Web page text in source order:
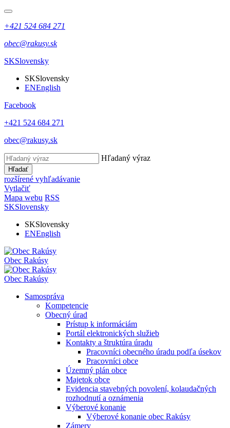
+421 524 684 271
obec@rakusy.sk
SKSlovensky
SKSlovensky
ENEnglish
Facebook
+421 524 684 271
obec@rakusy.sk
Hľadaný výraz
Hľadať
rozšírené vyhľadávanie
Vytlačiť
Mapa webu RSS
SKSlovensky
SKSlovensky
ENEnglish
Obec Rakúsy
Obec Rakúsy
Samospráva
Kompetencie
Obecný úrad
Prístup k informáciám
Portál elektronických služieb
Kontakty a štruktúra úradu
Pracovníci obecného úradu podľa úsekov
Pracovníci obce
Územný plán obce
Majetok obce
Evidencia stavebných povolení, kolaudačných
rozhodnutí a oznámenia
Výberové konanie
Výberové konanie obec Rakúsy
Zámery